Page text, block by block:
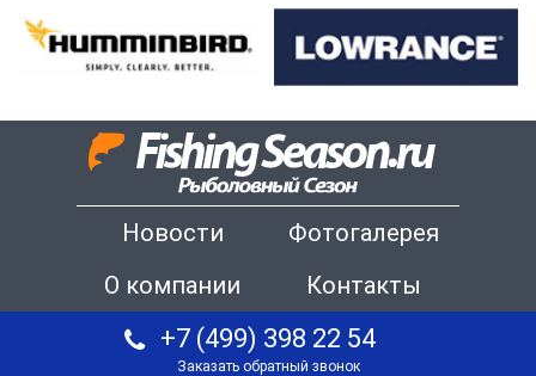
Новости
Фотогалерея
О компании
Контакты
+7 (499) 398 22 54
Заказать обратный звонок